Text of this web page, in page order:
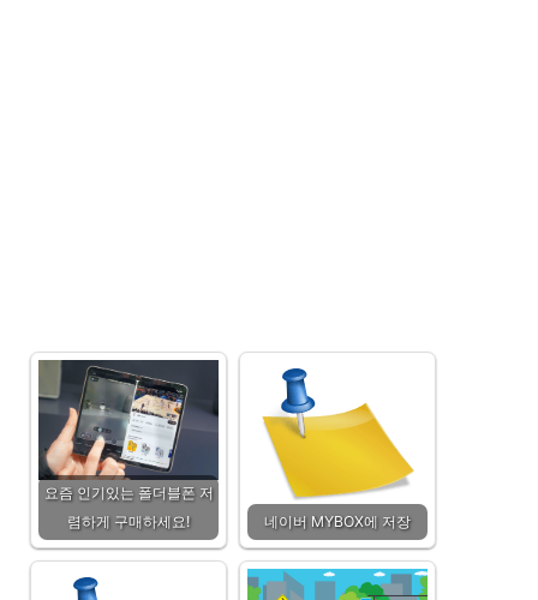
요즘 인기있는 폴더블폰 저
렴하게 구매하세요!
네이버 MYBOX에 저장